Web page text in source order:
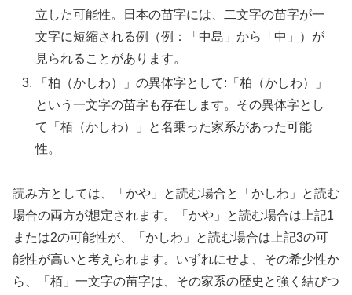
立した可能性。日本の苗字には、二文字の苗字が一
文字に短縮される例（例：「中島」から「中」）が
見られることがあります。
「柏（かしわ）」の異体字として:「柏（かしわ）」
という一文字の苗字も存在します。その異体字とし
て「栢（かしわ）」と名乗った家系があった可能
性。
読み方としては、「かや」と読む場合と「かしわ」と読む
場合の両方が想定されます。「かや」と読む場合は上記1
または2の可能性が、「かしわ」と読む場合は上記3の可
能性が高いと考えられます。いずれにせよ、その希少性か
ら、「栢」一文字の苗字は、その家系の歴史と強く結びつ